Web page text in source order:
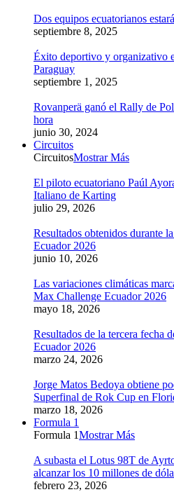
Dos equipos ecuatorianos
septiembre 8, 2025
Éxito deportivo y organizativo
Paraguay
septiembre 1, 2025
Rovanperä ganó el Rally de
hora
junio 30, 2024
Circuitos
CircuitosMostrar Más
El piloto ecuatoriano Paúl
Italiano de Karting
julio 29, 2026
Resultados obtenidos durante
Ecuador 2026
junio 10, 2026
Las variaciones climáticas
Max Challenge Ecuador 2026
mayo 18, 2026
Resultados de la tercera fecha
Ecuador 2026
marzo 24, 2026
Jorge Matos Bedoya obtiene
Superfinal de Rok Cup en
marzo 18, 2026
Formula 1
Formula 1Mostrar Más
A subasta el Lotus 98T de
alcanzar los 10 millones de
febrero 23, 2026